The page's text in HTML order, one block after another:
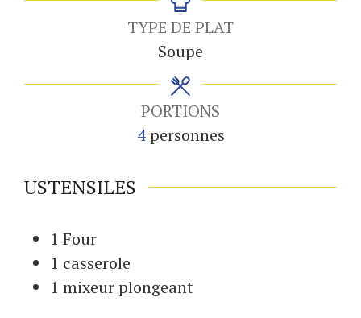
TYPE DE PLAT
Soupe
PORTIONS
4 personnes
USTENSILES
1 Four
1 casserole
1 mixeurplongeant